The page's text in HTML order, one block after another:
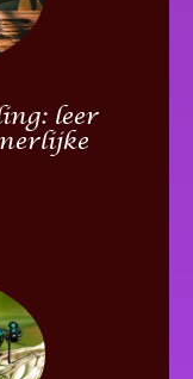
leer